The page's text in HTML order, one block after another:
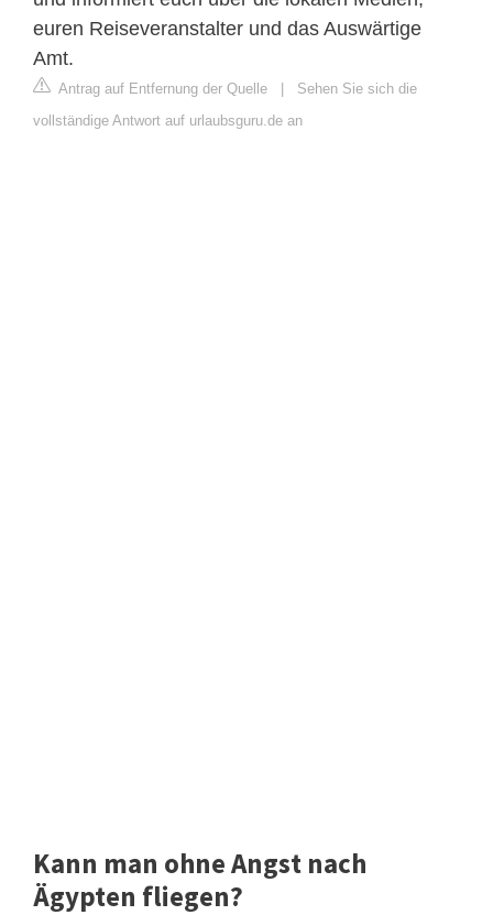
euren Reiseveranstalter und das Auswärtige
Amt.
Antrag auf Entfernung der Quelle | Sehen Sie sich die
vollständige Antwort auf urlaubsguru.de an
Kann man ohne Angst nach
Ägypten fliegen?